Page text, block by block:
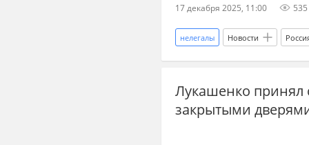
ракеты ПВО
17 декабря 2025, 11:00 535
нелегалы Новости
Мария Львова-Белова
Вооруженные силы Украины
новости СВО сейчас
Лукашенко
закрытыми